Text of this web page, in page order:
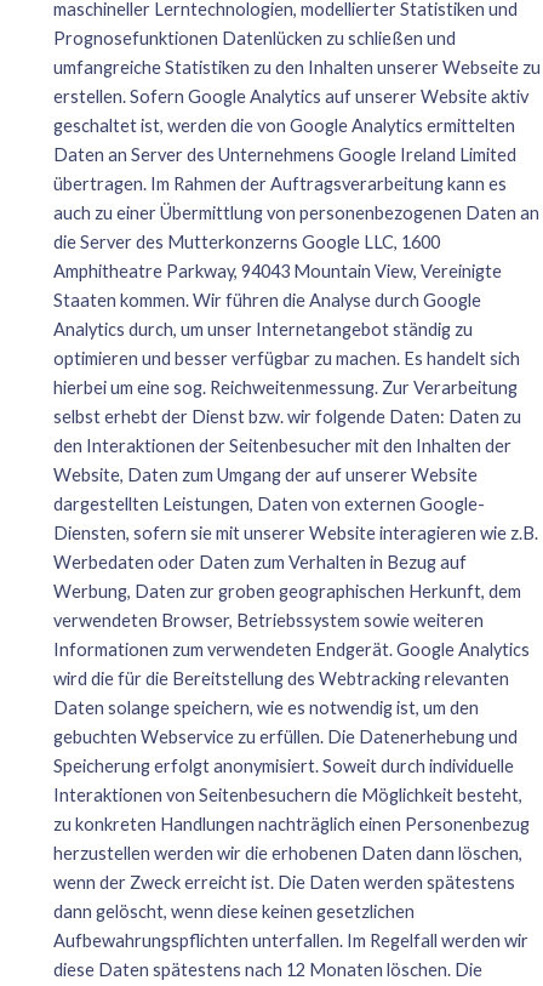
maschineller Lerntechnologien, modellierter Statistiken und
Prognosefunktionen Datenlücken zu schließen und
umfangreiche Statistiken zu den Inhalten unserer Webseite zu
erstellen. Sofern Google Analytics auf unserer Website aktiv
geschaltet ist, werden die von Google Analytics ermittelten
Daten an Server des Unternehmens Google Ireland Limited
übertragen. Im Rahmen der Auftragsverarbeitung kann es
auch zu einer Übermittlung von personenbezogenen Daten an
die Server des Mutterkonzerns Google LLC, 1600
Amphitheatre Parkway, 94043 Mountain View, Vereinigte
Staaten kommen. Wir führen die Analyse durch Google
Analytics durch, um unser Internetangebot ständig zu
optimieren und besser verfügbar zu machen. Es handelt sich
hierbei um eine sog. Reichweitenmessung. Zur Verarbeitung
selbst erhebt der Dienst bzw. wir folgende Daten: Daten zu
den Interaktionen der Seitenbesucher mit den Inhalten der
Website, Daten zum Umgang der auf unserer Website
dargestellten Leistungen, Daten von externen Google-
Diensten, sofern sie mit unserer Website interagieren wie z.B.
Werbedaten oder Daten zum Verhalten in Bezug auf
Werbung, Daten zur groben geographischen Herkunft, dem
verwendeten Browser, Betriebssystem sowie weiteren
Informationen zum verwendeten Endgerät. Google Analytics
wird die für die Bereitstellung des Webtracking relevanten
Daten solange speichern, wie es notwendig ist, um den
gebuchten Webservice zu erfüllen. Die Datenerhebung und
Speicherung erfolgt anonymisiert. Soweit durch individuelle
Interaktionen von Seitenbesuchern die Möglichkeit besteht,
zu konkreten Handlungen nachträglich einen Personenbezug
herzustellen werden wir die erhobenen Daten dann löschen,
wenn der Zweck erreicht ist. Die Daten werden spätestens
dann gelöscht, wenn diese keinen gesetzlichen
Aufbewahrungspflichten unterfallen. Im Regelfall werden wir
diese Daten spätestens nach 12 Monaten löschen. Die